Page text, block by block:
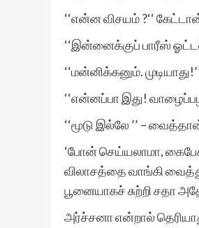
‘‘என்ன விசயம் ?‘‘
‘‘இன்னைக்குப் பாரீஸ்
‘‘மன்னிக்கனும்.
‘‘என்னப்பா இது!
‘‘மூடு இல்லே ’’ –
‘போன் செய்யலாமா,
விலாசத்தை வாங்கி
பூனையாகச் சுற்றி சதா
அர்ச்சனா என்றால்